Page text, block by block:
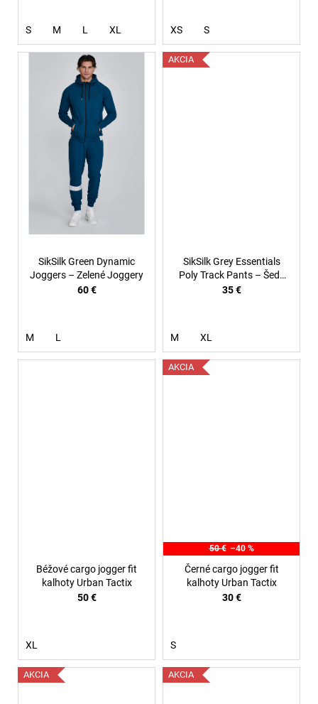
S M L XL XS S
SikSilk Green Dynamic
Joggers – Zelené Joggery
60 €
M L
AKCIA
SikSilk Grey Essentials
Poly Track Pants – Šedé
poly track tepláky
35 €
M XL
Béžové cargo jogger fit
kalhoty Urban Tactix
50 €
XL
AKCIA
50 € –40 %
Černé cargo jogger fit
kalhoty Urban Tactix
30 €
S
AKCIA AKCIA